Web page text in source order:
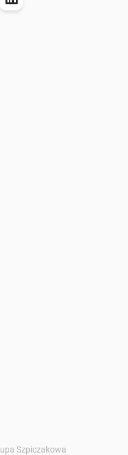
Szpiczakowa